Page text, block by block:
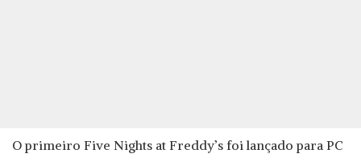
O primeiro Five Nights at Freddy’s foi lançado para PC